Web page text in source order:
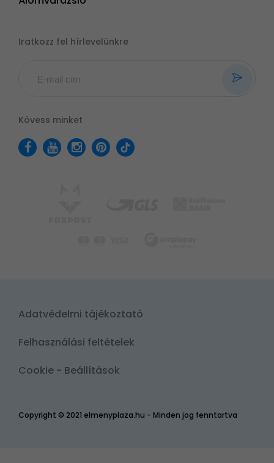
Iratkozz fel hírlevelünkre
Kövess minket
Copyright © 2021 elmenyplaza.hu - Minden jog fenntartva
Adatvédelmi tájékoztató
Felhasználási feltételek
Cookie - Beállítások